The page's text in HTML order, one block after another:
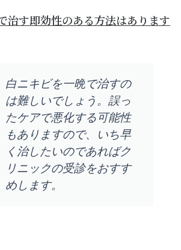
治す即効性のある方法はあります
白ニキビを一晩で治すの
は難しいでしょう。誤っ
たケアで悪化する可能性
もありますので、いち早
く治したいのであればク
リニックの受診をおすす
めします。